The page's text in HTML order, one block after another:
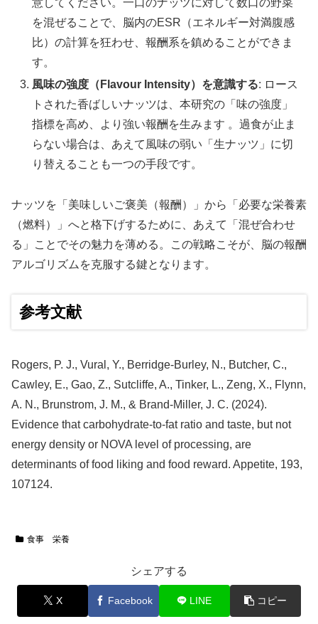
を混ぜることで、脳内のESR（エネルギー対満腹感
比）の計算を狂わせ、報酬系を鎮めることができま
す。
風味の強度（Flavour Intensity）を意識する: ロース
トされた香ばしいナッツは、本研究の「味の強度」
指標を高め、より強い報酬を生みます 。過食が止ま
らない場合は、あえて風味の弱い「生ナッツ」に切
り替えることも一つの手段です。
ナッツを「美味しいご褒美（報酬）」から「必要な栄養素
（燃料）」へと格下げするために、あえて「混ぜ合わせ
る」ことでその魅力を薄める。この戦略こそが、脳の報酬
アルゴリズムを克服する鍵となります。
参考文献
Rogers, P. J., Vural, Y., Berridge-Burley, N., Butcher, C.,
Cawley, E., Gao, Z., Sutcliffe, A., Tinker, L., Zeng, X., Flynn,
A. N., Brunstrom, J. M., & Brand-Miller, J. C. (2024).
Evidence that carbohydrate-to-fat ratio and taste, but not
energy density or NOVA level of processing, are
determinants of food liking and food reward. Appetite, 193,
107124.
食事 栄養
シェアする
X Facebook LINE コピー